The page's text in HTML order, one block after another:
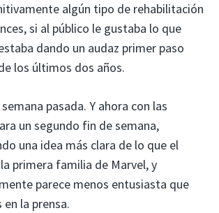
algún tipo de rehabilitación
si al público le gustaba lo que
dando un audaz primer paso
los últimos dos años.
pasada. Y ahora con las
un segundo fin de semana,
una idea más clara de lo que el
primera familia de Marvel, y
parece menos entusiasta que
la prensa.